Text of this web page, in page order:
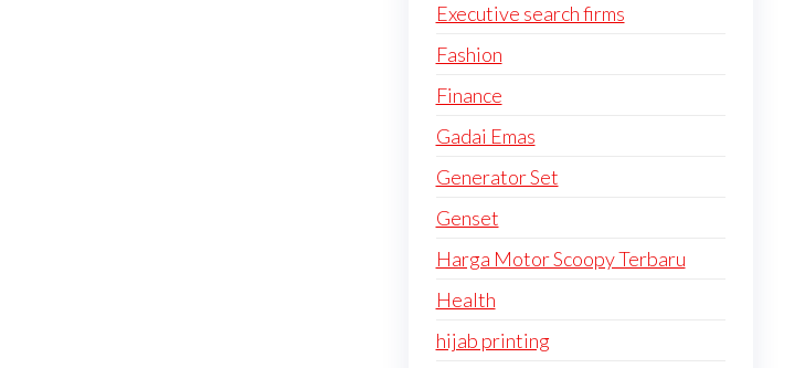
Executive search firms
Fashion
Finance
Gadai Emas
Generator Set
Genset
Harga Motor Scoopy Terbaru
Health
hijab printing